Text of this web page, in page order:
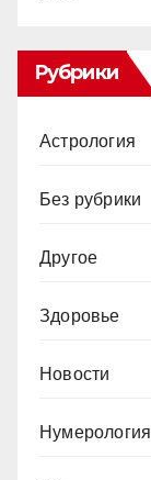
Рубрики
Астрология
Без рубрики
Другое
Здоровье
Новости
Нумерология